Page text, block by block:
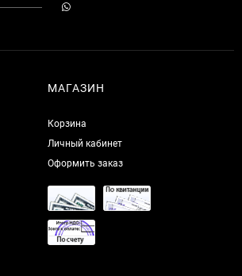
МАГАЗИН
Корзина
Личный кабинет
Оформить заказ